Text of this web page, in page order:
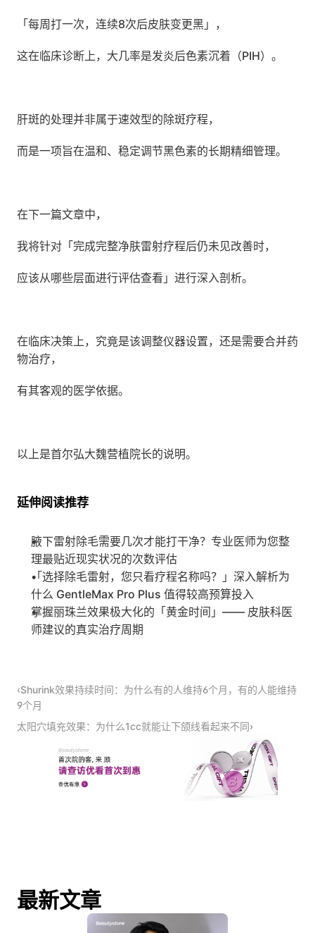
「每周打一次，连续8次后皮肤变更黑」，
这在临床诊断上，大几率是发炎后色素沉着（PIH）。
肝斑的处理并非属于速效型的除斑疗程，
而是一项旨在温和、稳定调节黑色素的长期精细管理。
在下一篇文章中，
我将针对「完成完整净肤雷射疗程后仍未见改善时，
应该从哪些层面进行评估查看」进行深入剖析。
在临床决策上，究竟是该调整仪器设置，还是需要合并药
物治疗，
有其客观的医学依据。
以上是首尔弘大魏营植院长的说明。
延伸阅读推荐
腋下雷射除毛需要几次才能打干净？专业医师为您整
理最贴近现实状况的次数评估
「选择除毛雷射，您只看疗程名称吗？」深入解析为
什么 GentleMax Pro Plus 值得较高预算投入
掌握丽珠兰效果极大化的「黄金时间」—— 皮肤科医
师建议的真实治疗周期
‹Shurink效果持续时间：为什么有的人维持6个月，有的人能维持
9个月
太阳穴填充效果：为什么1cc就能让下颌线看起来不同›
最新文章